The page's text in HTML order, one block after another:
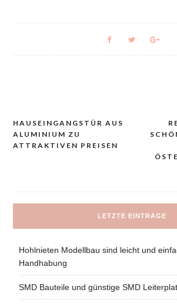
Navigacija
prispevka
HAUSEINGANGSTÜR AUS
ALUMINIUM ZU
ATTRAKTIVEN PREISEN
LETZTE EINTRÄGE
Hohlnieten Modellbau sind leicht und
Handhabung
SMD Bauteile und günstige SMD